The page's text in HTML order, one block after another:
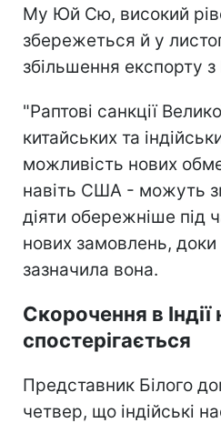
Му Юй Сю, високий
збережеться й у
збільшення експорту з
"Раптові санкції
китайських та
можливість нових
навіть США - можуть
діяти обережніше під
нових замовлень, доки
зазначила вона.
Скорочення в Індії
спостерігається
Представник Білого
четвер, що індійські